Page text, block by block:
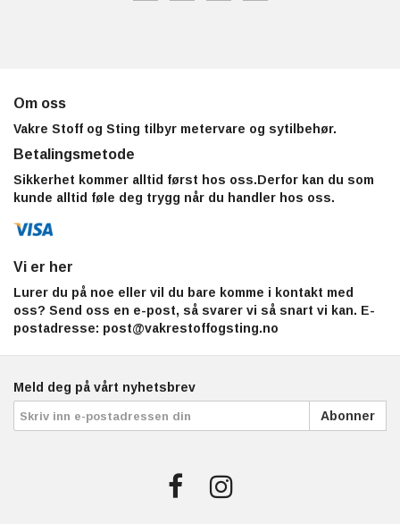
Om oss
Vakre Stoff og Sting tilbyr metervare og sytilbehør.
Betalingsmetode
Sikkerhet kommer alltid først hos oss.Derfor kan du som
kunde alltid føle deg trygg når du handler hos oss.
Vi er her
Lurer du på noe eller vil du bare komme i kontakt med
oss? Send oss en e-post, så svarer vi så snart vi kan. E-
postadresse: post@vakrestoffogsting.no
Meld deg på vårt nyhetsbrev
Abonner